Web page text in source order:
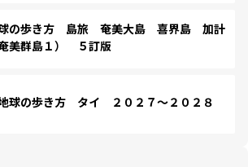
の歩き方 島旅 奄美大島 喜界島 加計
美群島１） ５訂版
球の歩き方 タイ ２０２７～２０２８